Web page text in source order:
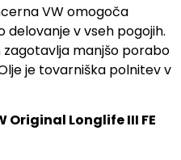
VW omogoča
v vseh pogojih.
zagotavlja manjšo porabo
je tovarniška polnitev v
Original Longlife III FE